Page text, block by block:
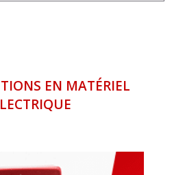
EN MATÉRIEL